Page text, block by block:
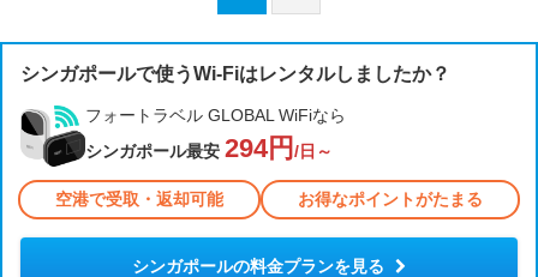
シンガポールで使うWi-Fiはレンタルしましたか？
フォートラベル GLOBAL WiFiなら
シンガポール最安 294円 /日～
空港で受取・返却可能 お得なポイントがたまる
シンガポールの料金プランを見る